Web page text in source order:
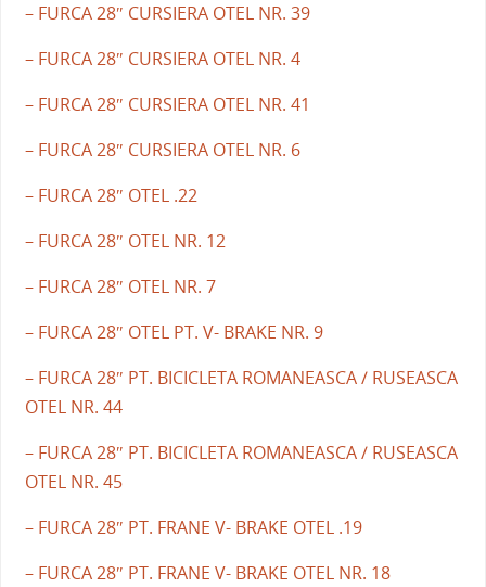
– FURCA 28″ CURSIERA OTEL NR. 39
– FURCA 28″ CURSIERA OTEL NR. 4
– FURCA 28″ CURSIERA OTEL NR. 41
– FURCA 28″ CURSIERA OTEL NR. 6
– FURCA 28″ OTEL .22
– FURCA 28″ OTEL NR. 12
– FURCA 28″ OTEL NR. 7
– FURCA 28″ OTEL PT. V- BRAKE NR. 9
– FURCA 28″ PT. BICICLETA ROMANEASCA / RUSEASCA
OTEL NR. 44
– FURCA 28″ PT. BICICLETA ROMANEASCA / RUSEASCA
OTEL NR. 45
– FURCA 28″ PT. FRANE V- BRAKE OTEL .19
– FURCA 28″ PT. FRANE V- BRAKE OTEL NR. 18